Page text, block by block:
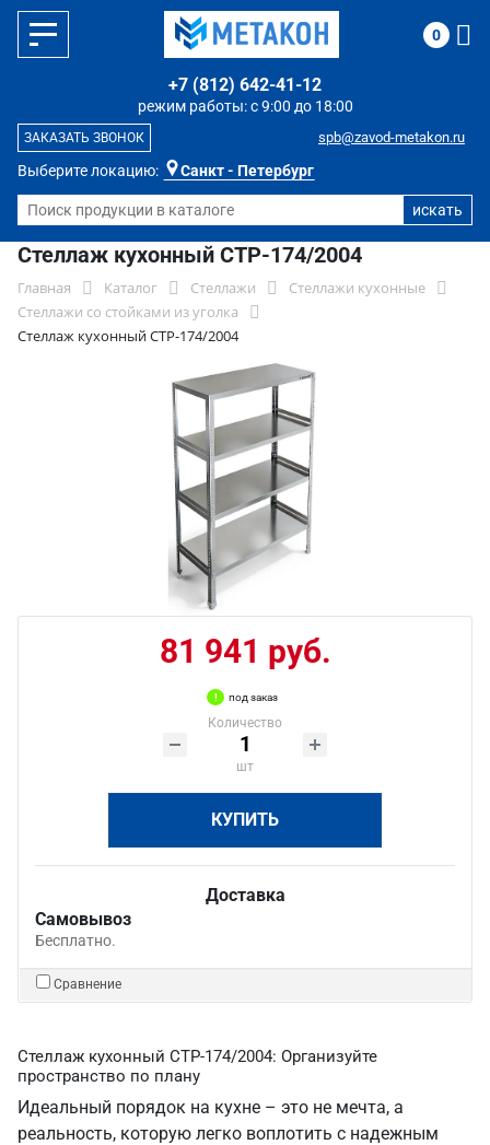
Выберите локацию: Санкт - Петербург
режим работы: с 9:00 до 18:00
+7 (812) 642-41-12
spb@zavod-metakon.ru
ЗАКАЗАТЬ ЗВОНОК
0
Стеллаж кухонный СТР-174/2004
Главная Каталог Стеллажи
Стеллажи кухонные
Стеллажи со стойками из уголка
Стеллаж кухонный СТР-174/2004
81 941 руб.
под заказ
Количество
шт
КУПИТЬ
Доставка
Самовывоз
Бесплатно.
Сравнение
Стеллаж кухонный СТР-174/2004: Организуйте
пространство по плану
Идеальный порядок на кухне – это не мечта, а
реальность, которую легко воплотить с надежным